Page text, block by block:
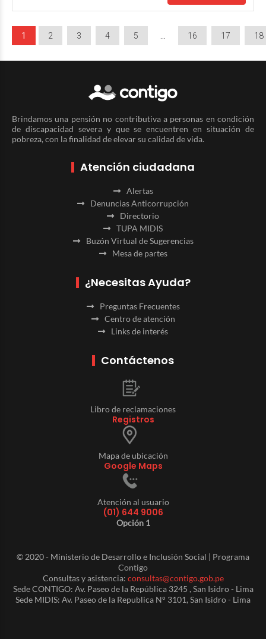
1 2 3 4 5 16 17 18
Brindamos una pensión no contributiva a personas en condición
de discapacidad severa y que se encuentren en situación de
pobreza, con la finalidad de elevar su calidad de vida.
Atención ciudadana
Alertas
Denuncias Anticorrupción
Directorio
TUPA MIDIS
Buzón Virtual de Sugerencias
Mesa de partes
¿Necesitas Ayuda?
Preguntas Frecuentes
Centro de atención
Links de interés
Contáctenos
Libro de reclamaciones
Registros
Mapa de ubicación
Google Maps
Atención al usuario
(01) 644 9006
Opción 1
© 2020 - Ministerio de Desarrollo e Inclusión Social | Programa
Contigo
Consultas y asistencia: consultas@contigo.gob.pe
Sede CONTIGO: Av. Paseo de la República 3245 , San Isidro - Lima
Sede MIDIS: Av. Paseo de la Republica N° 3101, San Isidro - Lima